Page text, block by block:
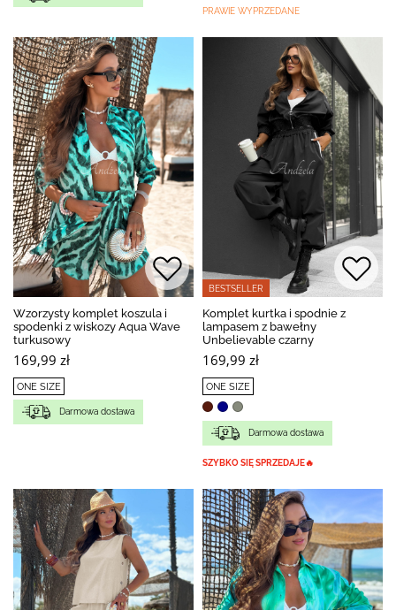
PRAWIE WYPRZEDANE
Wzorzysty komplet koszula i
spodenki z wiskozy Aqua Wave
turkusowy
169,99 zł
ONE SIZE
Darmowa dostawa
BESTSELLER
Komplet kurtka i spodnie z
lampasem z bawełny
Unbelievable czarny
169,99 zł
ONE SIZE
Darmowa dostawa
SZYBKO SIĘ SPRZEDAJE🔥